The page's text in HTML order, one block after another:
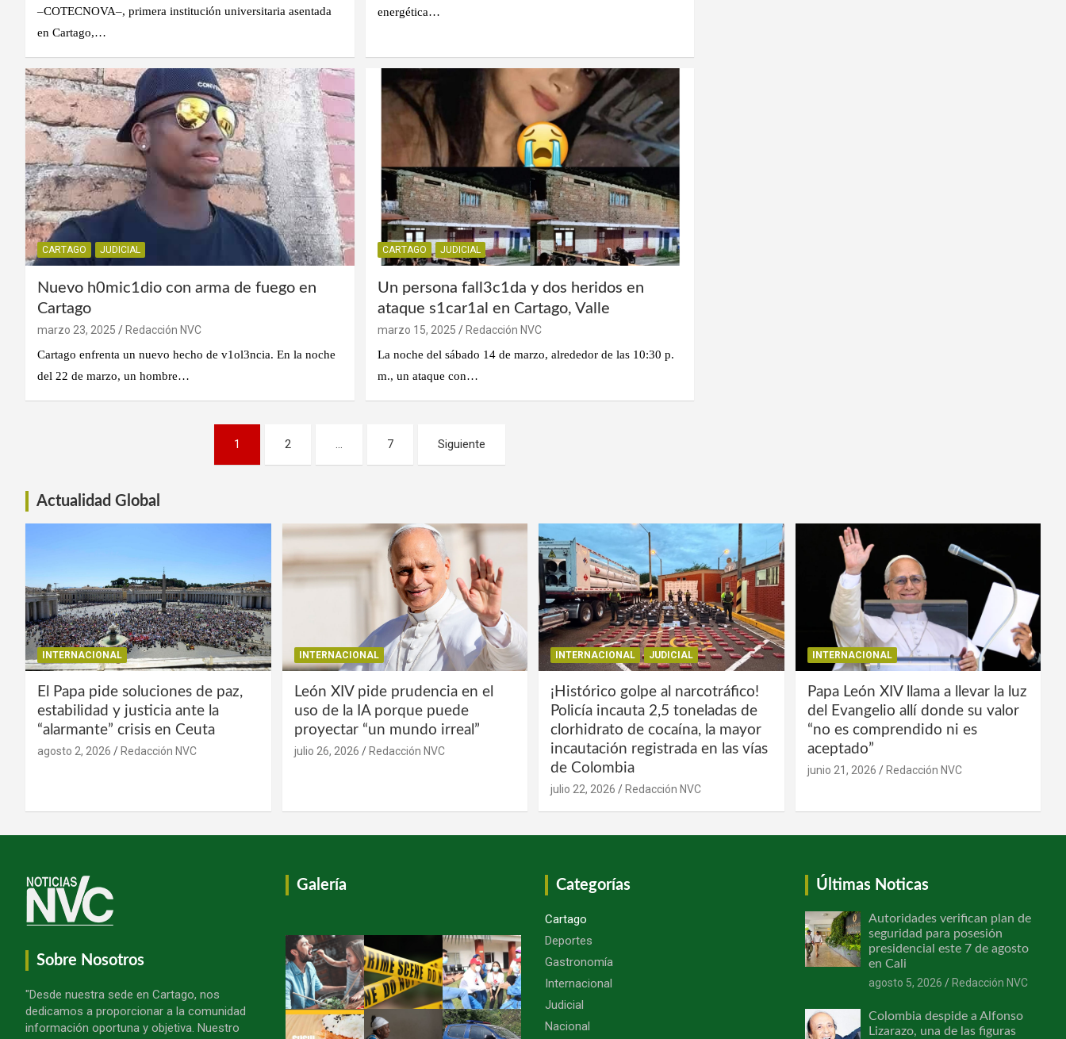
–COTECNOVA–, primera institución universitaria asentada
en Cartago,…
energética…
CARTAGO JUDICIAL
Nuevo h0mic1dio con arma de fuego en
Cartago
marzo 23, 2025
Redacción NVC
Cartago enfrenta un nuevo hecho de v1ol3ncia. En la noche
del 22 de marzo, un hombre…
CARTAGO JUDICIAL
Un persona fall3c1da y dos heridos en
ataque s1car1al en Cartago, Valle
marzo 15, 2025
Redacción NVC
La noche del sábado 14 de marzo, alrededor de las 10:30 p.
m., un ataque con…
entradas
1 2 … 7 Siguiente
Actualidad Global
INTERNACIONAL
El Papa pide soluciones de paz,
estabilidad y justicia ante la
“alarmante” crisis en Ceuta
agosto 2, 2026 Redacción NVC
INTERNACIONAL
León XIV pide prudencia en el
uso de la IA porque puede
proyectar “un mundo irreal”
julio 26, 2026 Redacción NVC
INTERNACIONAL JUDICIAL
¡Histórico golpe al narcotráfico!
Policía incauta 2,5 toneladas de
clorhidrato de cocaína, la mayor
incautación registrada en las vías
de Colombia
julio 22, 2026 Redacción NVC
INTERNACIONAL
Papa León XIV llama a llevar la luz
del Evangelio allí donde su valor
“no es comprendido ni es
aceptado”
junio 21, 2026 Redacción NVC
Sobre Nosotros
"Desde nuestra sede en Cartago, nos
dedicamos a proporcionar a la comunidad
información oportuna y objetiva. Nuestro
Galería Categorías
Cartago
Deportes
Gastronomía
Internacional
Judicial
Nacional
Últimas Noticas
Autoridades verifican plan de
seguridad para posesión
presidencial este 7 de agosto
en Cali
agosto 5, 2026
Redacción NVC
Colombia despide a Alfonso
Lizarazo, una de las figuras